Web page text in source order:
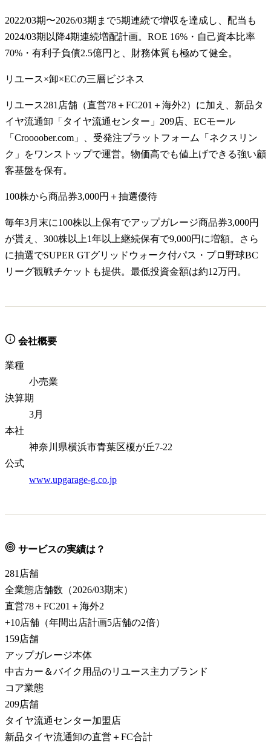
2022/03期〜2026/03期まで5期連続で増収を達成し、配当も
2024/03期以降4期連続増配計画。ROE 16%・自己資本比率
70%・有利子負債2.5億円と、財務体質も極めて健全。
リユース×卸×ECの三層ビジネス
リユース281店舗（直営78＋FC201＋海外2）に加え、新品タ
イヤ流通卸「タイヤ流通センター」209店、ECモール
「Croooober.com」、受発注プラットフォーム「ネクスリン
ク」をワンストップで運営。物価高でも値上げできる強い顧
客基盤を保有。
100株から商品券3,000円＋抽選優待
毎年3月末に100株以上保有でアップガレージ商品券3,000円
が貰え、300株以上1年以上継続保有で9,000円に増額。さら
に抽選でSUPER GTグリッドウォーク付パス・プロ野球BC
リーグ観戦チケットも提供。最低投資金額は約12万円。
会社概要
業種
小売業
決算期
3月
本社
神奈川県横浜市青葉区榎が丘7-22
公式
www.upgarage-g.co.jp
サービスの実績は？
281 店舗
全業態店舗数（2026/03期末）
直営78＋FC201＋海外2
+10店舗（年間出店計画5店舗の2倍）
159店舗
アップガレージ本体
中古カー＆バイク用品のリユース主力ブランド
コア業態
209店舗
タイヤ流通センター加盟店
新品タイヤ流通卸の直営＋FC合計